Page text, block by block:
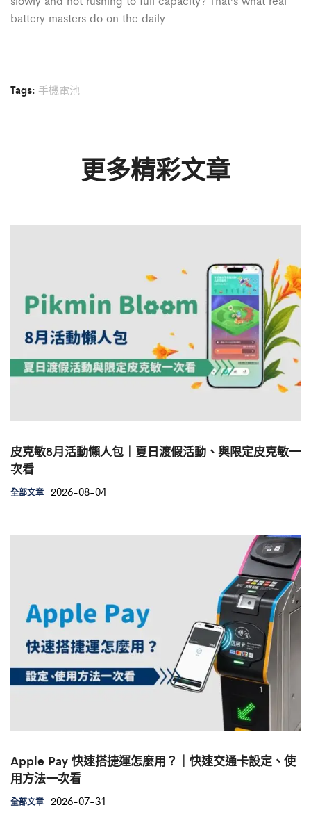
battery masters do on the daily.
Tags: 手機電池
更多精彩文章
皮克敏8月活動懶人包｜夏日渡假活動、與限定皮克敏一
次看
全部文章 2026-08-04
Apple Pay 快速搭捷運怎麼用？｜快速交通卡設定、使
用方法一次看
全部文章 2026-07-31